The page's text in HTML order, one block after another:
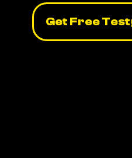
Get Free Test